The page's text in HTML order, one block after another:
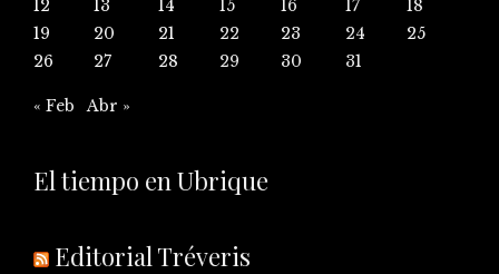
12
13 14 15 16 17
18
19
20 21 22 23 24
25
26
27 28 29 30 31
« Feb Abr »
El tiempo en Ubrique
Editorial Tréveris